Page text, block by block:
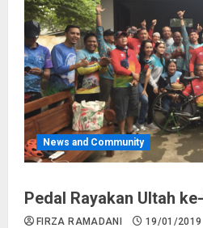
News and Community
Pedal Rayakan Ultah
FIRZA RAMADANI 19/01/2019